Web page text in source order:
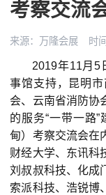
考察交流
来源：万隆会展 时
2019年11月5
事馆支持，昆明
会、云南省消防协
的服务“一带一路
甸）考察交流会在
财经大学、东讯科
刘叔叔科技、化成
索派科技、浩锐博